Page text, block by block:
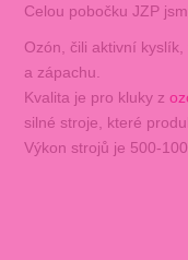
Celou pobočku JZP
Ozón, čili aktivní
a zápachu.
Kvalita je pro kluky z
silné stroje, které
Výkon strojů je 500-